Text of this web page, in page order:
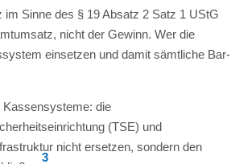
Sinne des § 19 Absatz 2 Satz 1 UStG
nicht der Gewinn. Wer die
einsetzen und damit sämtliche Bar-
Kassensysteme: die
(TSE) und
nicht ersetzen, sondern den
3